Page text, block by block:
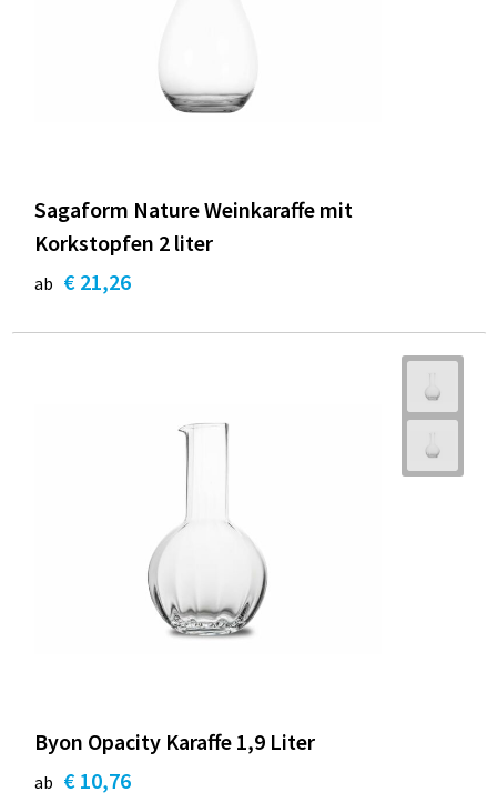
Sagaform Nature Weinkaraffe mit
Korkstopfen 2 liter
ab € 21,26
Byon Opacity Karaffe 1,9 Liter
ab € 10,76